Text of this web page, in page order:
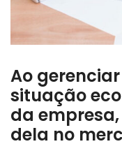
Ao
situação
da
dela no